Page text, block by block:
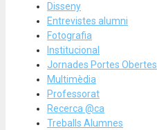
Disseny
Entrevistes alumni
Fotografia
Institucional
Jornades Portes Obertes
Multimèdia
Professorat
Recerca @ca
Treballs Alumnes